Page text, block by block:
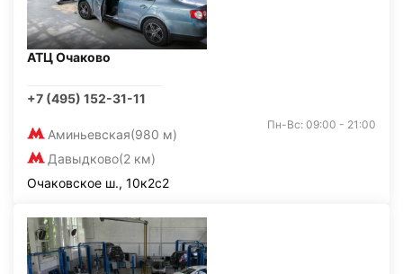
АТЦ Очаково
+7 (495) 152-31-11
Аминьевская(980 м)
Давыдково(2 км)
Пн-Вс: 09:00 - 21:00
Очаковское ш., 10к2с2